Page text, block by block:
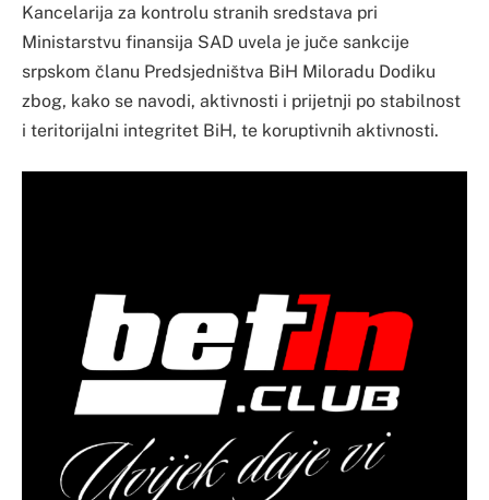
Kancelarija za kontrolu stranih sredstava pri
Ministarstvu finansija SAD uvela je juče sankcije
srpskom članu Predsjedništva BiH Miloradu Dodiku
zbog, kako se navodi, aktivnosti i prijetnji po stabilnost
i teritorijalni integritet BiH, te koruptivnih aktivnosti.